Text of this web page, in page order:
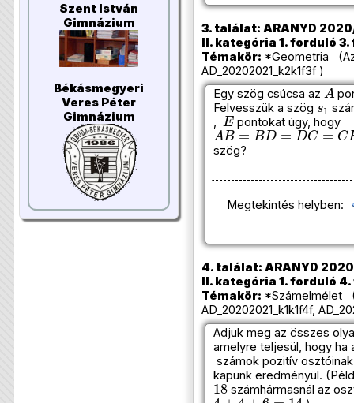
Szent István
Gimnázium
Békásmegyeri
Veres Péter
Gimnázium
3. találat: ARANYD
II. kategória 1. forduló
Témakör: *Geometria
AD_20202021_k2k1f3f )
Egy szög csúcsa az
A
Felvesszük a szög
s1
,
E
pontokat úgy, hogy
AB=BD=DC=CE=EA
szög?
Megtekintés helyben:
4. találat: ARANYD
II. kategória 1. forduló
Témakör: *Számelmélet
AD_20202021_k1k1f4f,
Adjuk meg az összes
amelyre teljesül, hogy ha
számok pozitív
kapunk eredményül.
18
számhármasnál az
4+4+6=14